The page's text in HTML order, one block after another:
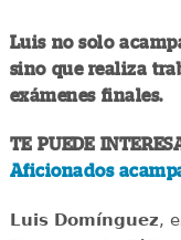
Luis no solo
sino que realiza
exámenes finales.
TE PUEDE
Aficionados
Luis Domínguez,